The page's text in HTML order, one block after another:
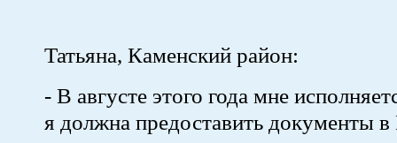
Татьяна, Каменский район:
- В августе этого года мне
я должна предоставить документы